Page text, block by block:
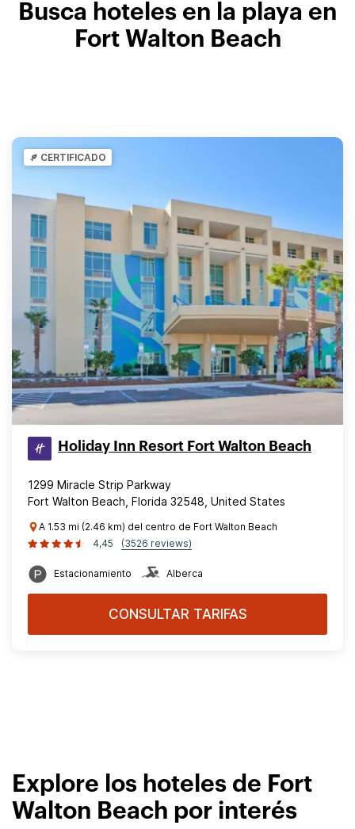
Busca hoteles en la playa en
Fort Walton Beach
CERTIFICADO
Holiday Inn Resort Fort Walton Beach
1299 Miracle Strip Parkway
Fort Walton Beach, Florida 32548, United States
A 1.53 mi (2.46 km) del centro de Fort Walton Beach
4,45
(3526 reviews)
Estacionamiento Alberca
CONSULTAR TARIFAS
Explore los hoteles de Fort
Walton Beach por interés